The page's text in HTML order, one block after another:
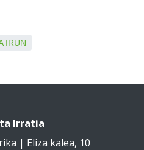
IRUN
Irratia
| Eliza kalea, 10